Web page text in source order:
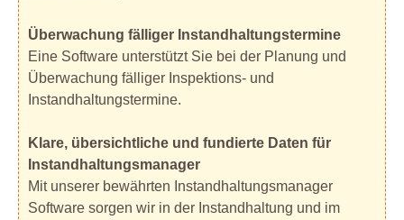
Überwachung fälliger Instandhaltungstermine
Eine Software unterstützt Sie bei der Planung und
Überwachung fälliger Inspektions- und
Instandhaltungstermine.
Klare, übersichtliche und fundierte Daten für
Instandhaltungsmanager
Mit unserer bewährten Instandhaltungsmanager
Software sorgen wir in der Instandhaltung und im